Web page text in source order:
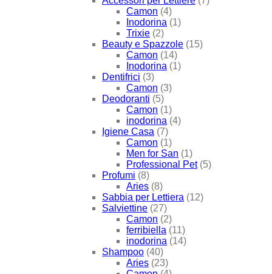
Camon (4)
Inodorina (1)
Trixie (2)
Beauty e Spazzole (15)
Camon (14)
Inodorina (1)
Dentifrici (3)
Camon (3)
Deodoranti (5)
Camon (1)
inodorina (4)
Igiene Casa (7)
Camon (1)
Men for San (1)
Professional Pet (5)
Profumi (8)
Aries (8)
Sabbia per Lettiera (12)
Salviettine (27)
Camon (2)
ferribiella (11)
inodorina (14)
Shampoo (40)
Aries (23)